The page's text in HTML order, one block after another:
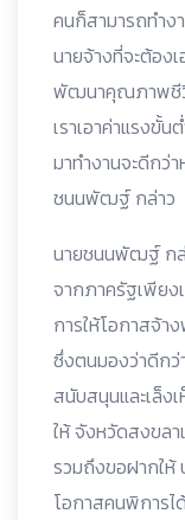
คนก็สามารถทำง
นายจ้างที่จะต้อง
พัฒนาคุณภาพชีวิ
เราเอาค่าแรงขั้
มาทำงานจะดีกว่า
ชนนพัฒฐ์ กล่าว
นายชนนพัฒฐ์ กล่
จากภาครัฐเพียง
การให้โอกาสจ้า
ซึ่งตนมองว่าดีก
สนับสนุนและเล็
ให้ จังหวัดสงขล
รวมถึงขอฝากให้
โอกาสคนพิการ